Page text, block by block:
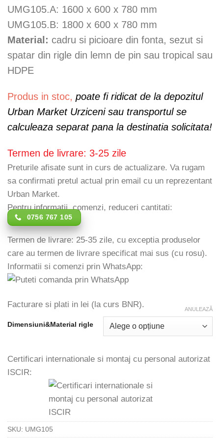
UMG105.A: 1600 x 600 x 780 mm
UMG105.B: 1800 x 600 x 780 mm
Material: cadru si picioare din fonta, sezut si
spatar din rigle din lemn de pin sau tropical sau
HDPE
Produs in stoc, poate fi ridicat de la depozitul
Urban Market Urziceni sau transportul se
calculeaza separat pana la destinatia solicitata!
Termen de livrare: 3-25 zile
Preturile afisate sunt in curs de actualizare. Va rugam
sa confirmati pretul actual prin email cu un reprezentant
Urban Market.
Pentru informatii, comenzi, reduceri cantitati:
0756 767 105
Termen de livrare: 25-35 zile, cu exceptia produselor
care au termen de livrare specificat mai sus (cu rosu).
Informatii si comenzi prin WhatsApp:
Facturare si plati in lei (la curs BNR).
Dimensiuni&Material rigle
ANULEAZĂ
Certificari internationale si montaj cu personal autorizat
ISCIR:
SKU: UMG105